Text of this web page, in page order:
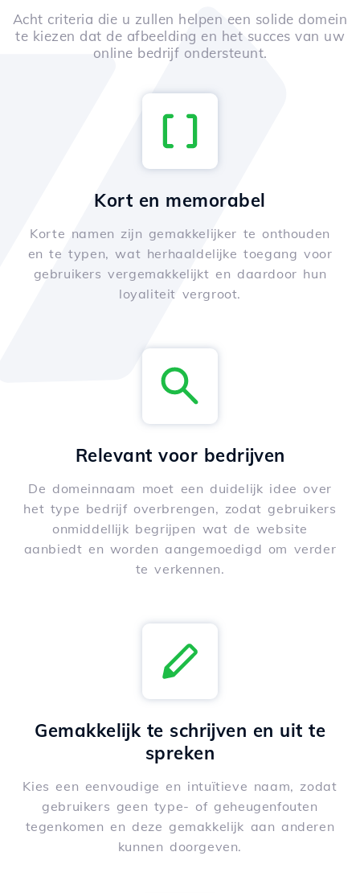
Acht criteria die u zullen helpen een solide domein
te kiezen dat de afbeelding en het succes van uw
online bedrijf ondersteunt.
Kort en memorabel
Korte namen zijn gemakkelijker te onthouden
en te typen, wat herhaaldelijke toegang voor
gebruikers vergemakkelijkt en daardoor hun
loyaliteit vergroot.
Relevant voor bedrijven
De domeinnaam moet een duidelijk idee over
het type bedrijf overbrengen, zodat gebruikers
onmiddellijk begrijpen wat de website
aanbiedt en worden aangemoedigd om verder
te verkennen.
Gemakkelijk te schrijven en uit te
spreken
Kies een eenvoudige en intuïtieve naam, zodat
gebruikers geen type- of geheugenfouten
tegenkomen en deze gemakkelijk aan anderen
kunnen doorgeven.